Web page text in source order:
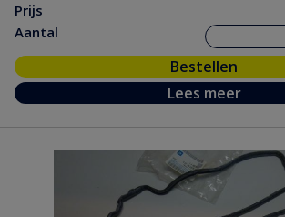
Prijs
Aantal
Bestellen
Lees meer